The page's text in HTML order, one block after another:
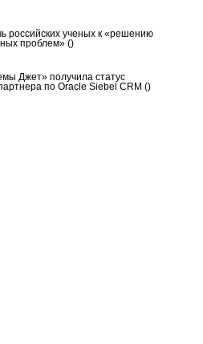
российских ученых к «решению
проблем» ()
Джет» получила статус
по Oracle Siebel CRM ()